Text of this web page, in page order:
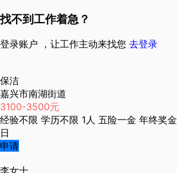
找不到工作着急？
登录账户 ，让工作主动来找您 去登录
保洁
嘉兴市南湖街道
3100-3500元
经验不限 学历不限 1人 五险一金 年终奖金
日
申请